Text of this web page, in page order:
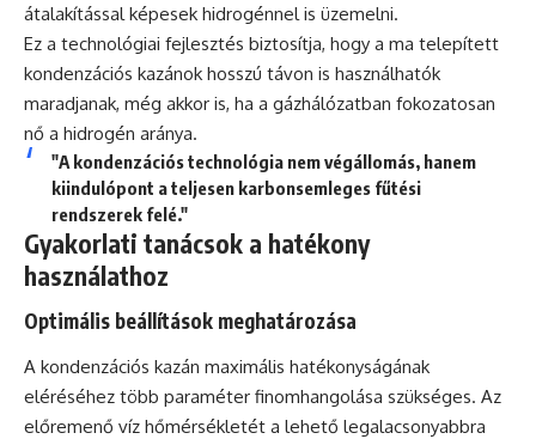
átalakítással képesek hidrogénnel is üzemelni.
Ez a technológiai fejlesztés biztosítja, hogy a ma telepített
kondenzációs kazánok hosszú távon is használhatók
maradjanak, még akkor is, ha a gázhálózatban fokozatosan
nő a hidrogén aránya.
"A kondenzációs technológia nem végállomás, hanem
kiindulópont a teljesen karbonsemleges fűtési
rendszerek felé."
Gyakorlati tanácsok a hatékony
használathoz
Optimális beállítások meghatározása
A kondenzációs kazán maximális hatékonyságának
eléréséhez több paraméter finomhangolása szükséges. Az
előremenő víz hőmérsékletét a lehető legalacsonyabbra